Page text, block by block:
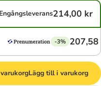
Engångsleverans214,00 kr
-3% 207,58
Lägg till i varukorg